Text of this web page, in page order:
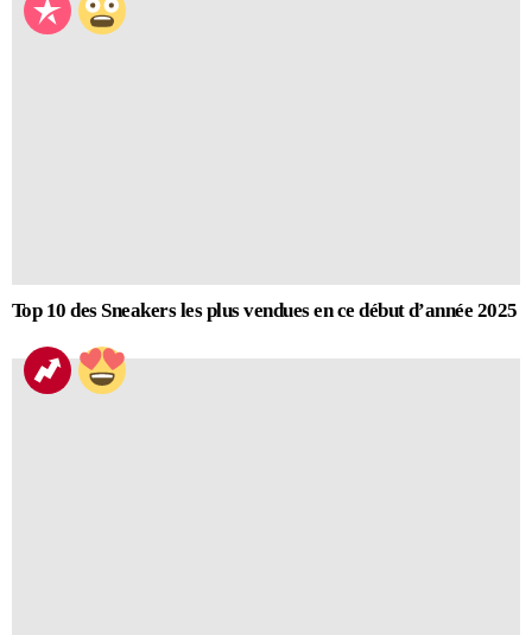
Top 10 des Sneakers les plus vendues en ce début d’année 2025